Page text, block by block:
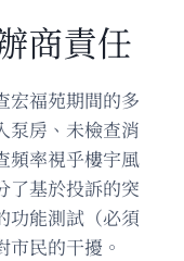
商責任
宏福苑期間的多
泵房、未檢查消
頻率視乎樓宇風
了基於投訴的突
功能測試（必須
民的干擾。